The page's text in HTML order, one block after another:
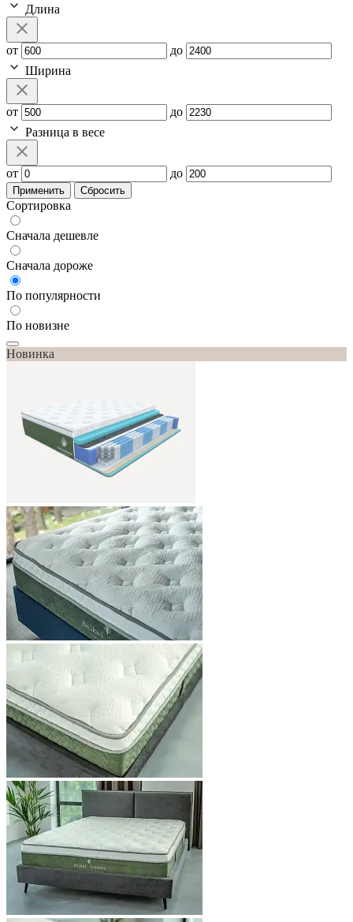
Длина
от
до
Ширина
от
до
Разница в весе
от до
Применить Сбросить
Сортировка
Сначала дешевле
Сначала дороже
По популярности
По новизне
Новинка